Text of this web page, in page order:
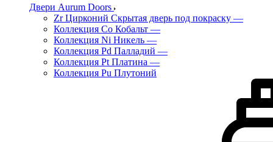
Двери Aurum Doors
Zr Цирконий Скрытая дверь под покраску —
Коллекция Co Кобальт —
Коллекция Ni Никель —
Коллекция Pd Палладий —
Коллекция Pt Платина —
Коллекция Pu Плутоний